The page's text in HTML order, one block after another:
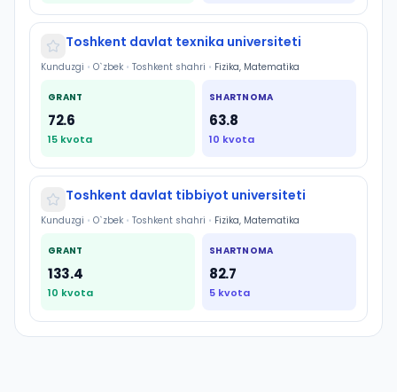
Toshkent davlat texnika universiteti
Kunduzgi • O`zbek • Toshkent shahri • Fizika, Matematika
GRANT
72.6
15 kvota
SHARTNOMA
63.8
10 kvota
Toshkent davlat tibbiyot universiteti
Kunduzgi • O`zbek • Toshkent shahri • Fizika, Matematika
GRANT
133.4
10 kvota
SHARTNOMA
82.7
5 kvota